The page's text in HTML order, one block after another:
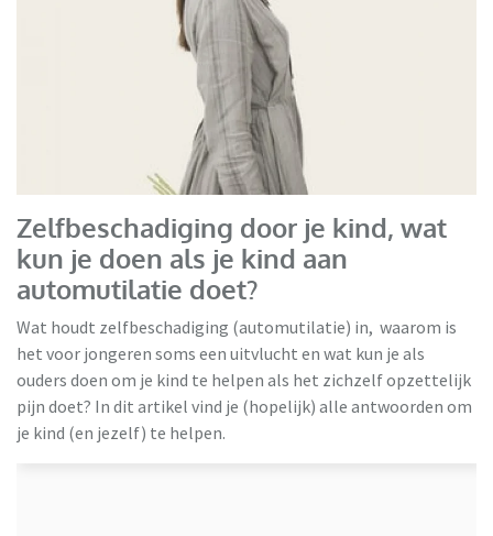
Zelfbeschadiging door je kind, wat
kun je doen als je kind aan
automutilatie doet?
Wat houdt zelfbeschadiging (automutilatie) in, waarom is
het voor jongeren soms een uitvlucht en wat kun je als
ouders doen om je kind te helpen als het zichzelf opzettelijk
pijn doet? In dit artikel vind je (hopelijk) alle antwoorden om
je kind (en jezelf) te helpen.